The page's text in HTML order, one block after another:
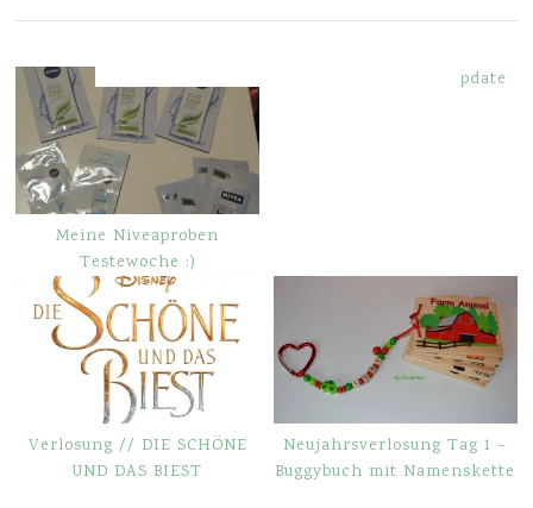
Meine Niveaproben
Testewoche :)
Tauf-Update
Verlosung // DIE SCHÖNE
UND DAS BIEST
Neujahrsverlosung Tag 1 –
Buggybuch mit Namenskette